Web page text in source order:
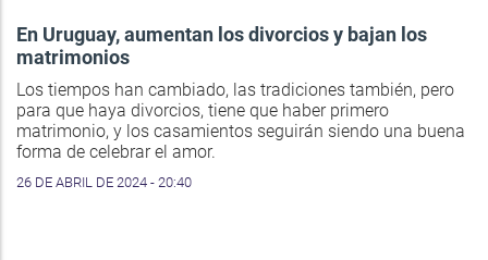
En Uruguay, aumentan los divorcios y bajan los
matrimonios
Los tiempos han cambiado, las tradiciones también, pero
para que haya divorcios, tiene que haber primero
matrimonio, y los casamientos seguirán siendo una buena
forma de celebrar el amor.
26 DE ABRIL DE 2024 - 20:40